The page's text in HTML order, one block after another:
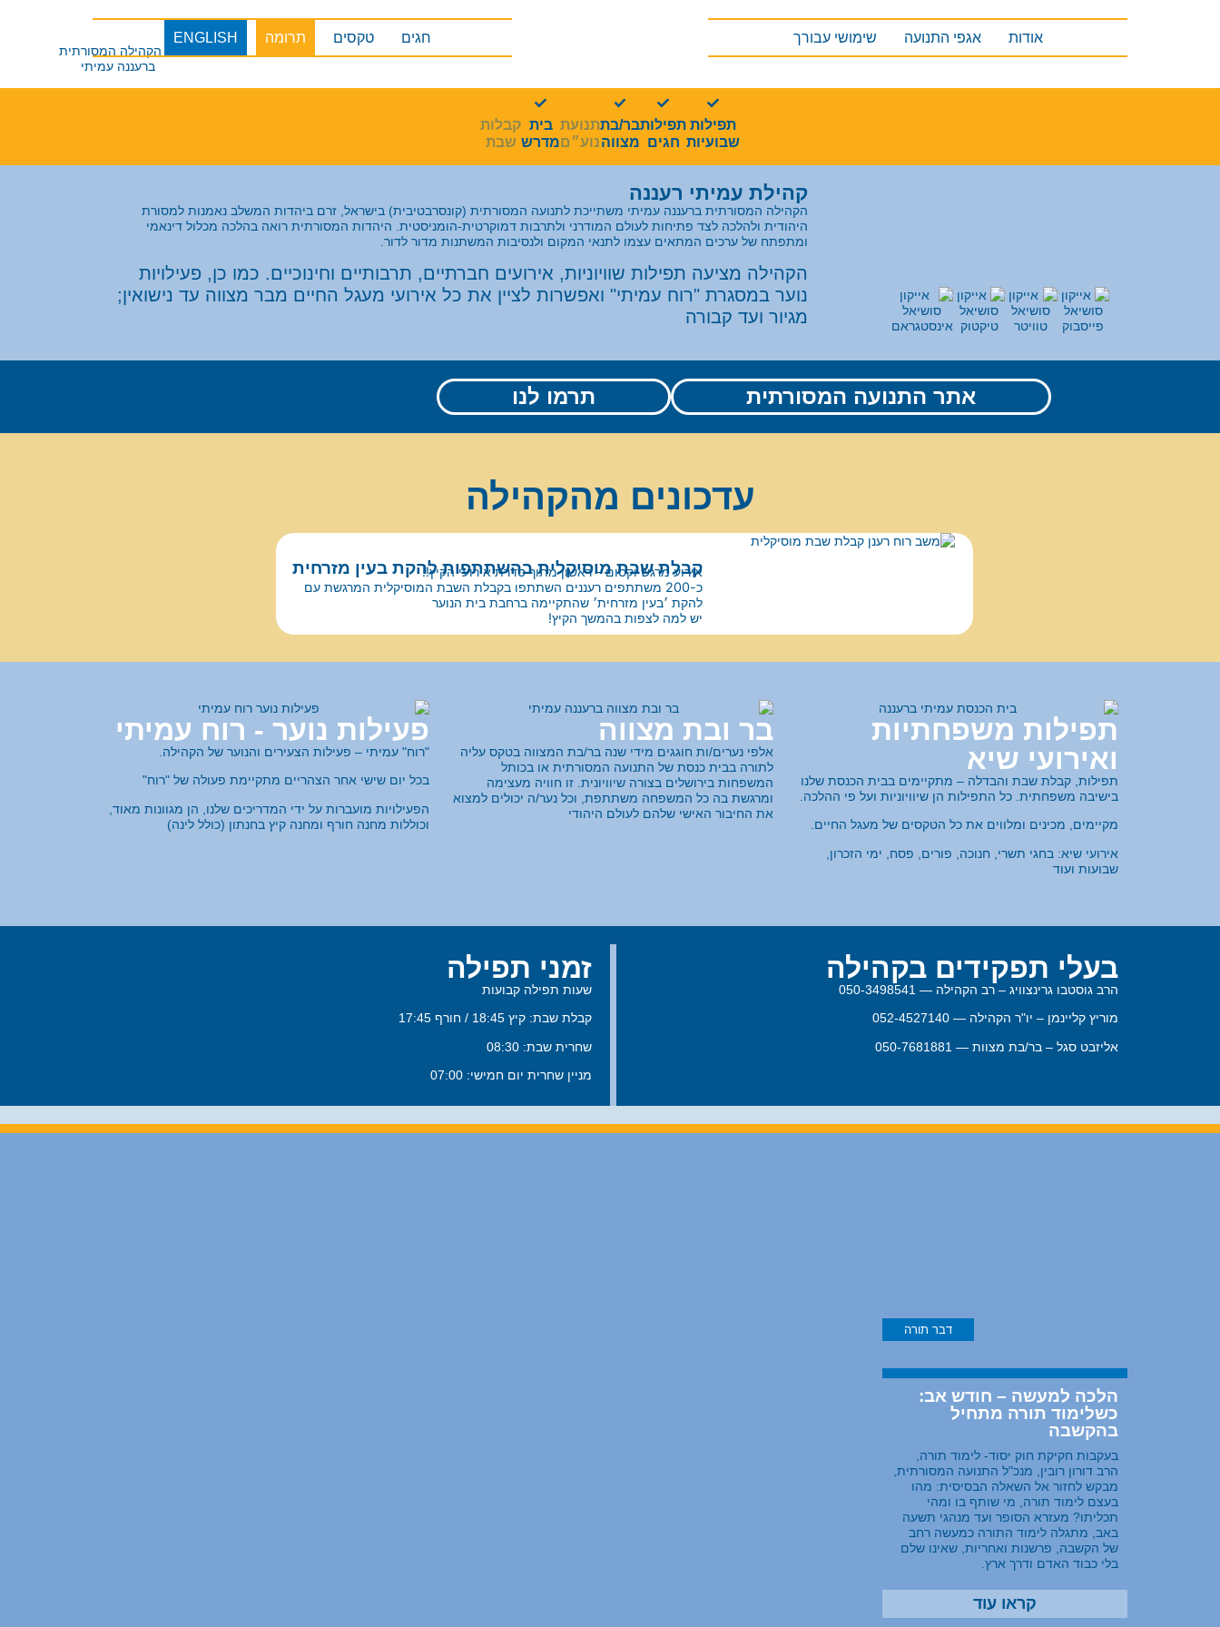
אודות אגפי התנועה שימושי עבורך חגים טקסים תרומה ENGLISH קהילת עמיתי רעננה
תפילות
שבועיות
תפילות
חגים
בר/בת
מצווה
תנועת
נוע״ם
בית
מדרש
קבלות
שבת
קהילת עמיתי רעננה
הקהילה המסורתית ברעננה עמיתי משתייכת לתנועה המסורתית (קונסרבטיבית) בישראל, זרם ביהדות המשלב נאמנות למסורת
היהודית ולהלכה לצד פתיחות לעולם המודרני ולתרבות דמוקרטית-הומניסטית. היהדות המסורתית רואה בהלכה מכלול דינאמי
ומתפתח של ערכים המתאים עצמו לתנאי המקום ולנסיבות המשתנות מדור לדור.
הקהילה מציעה תפילות שוויוניות, אירועים חברתיים, תרבותיים וחינוכיים. כמו כן, פעילויות
נוער במסגרת "רוח עמיתי" ואפשרות לציין את כל אירועי מעגל החיים מבר מצווה עד נישואין;
מגיור ועד קבורה
אתר התנועה המסורתית תרמו לנו
עדכונים מהקהילה
קבלת שבת מוסיקלית בהשתתפות להקת בעין מזרחית
אירוע מרגש וקסום - ראשון מתוך סדרת אירועי הקיץ!!
כ-200 משתתפים רעננים השתתפו בקבלת השבת המוסיקלית המרגשת עם
להקת ׳בעין מזרחית׳ שהתקיימה ברחבת בית הנוער
יש למה לצפות בהמשך הקיץ!
תפילות משפחתיות
ואירועי שיא
תפילות, קבלת שבת והבדלה – מתקיימים בבית הכנסת שלנו
בישיבה משפחתית. כל התפילות הן שיוויוניות ועל פי ההלכה.
מקיימים, מכינים ומלווים את כל הטקסים של מעגל החיים.
אירועי שיא: בחגי תשרי, חנוכה, פורים, פסח, ימי הזכרון,
שבועות ועוד
בר ובת מצווה
אלפי נערים/ות חוגגים מידי שנה בר/בת המצווה בטקס עליה
לתורה בבית כנסת של התנועה המסורתית או בכותל
המשפחות בירושלים בצורה שיוויונית. זו חוויה מעצימה
ומרגשת בה כל המשפחה משתתפת, וכל נער/ה יכולים למצוא
את החיבור האישי שלהם לעולם היהודי
פעילות נוער - רוח עמיתי
"רוח" עמיתי – פעילות הצעירים והנוער של הקהילה.
בכל יום שישי אחר הצהריים מתקיימת פעולה של "רוח"
הפעילויות מועברות על ידי המדריכים שלנו, הן מגוונות מאוד,
וכוללות מחנה חורף ומחנה קיץ בחנתון (כולל לינה)
בעלי תפקידים בקהילה
הרב גוסטבו גרינצוויג – רב הקהילה — 050-3498541
מוריץ קליינמן – יו"ר הקהילה — 052-4527140
אליזבט סגל – בר/בת מצוות — 050-7681881
זמני תפילה
שעות תפילה קבועות
קבלת שבת: קיץ 18:45 / חורף 17:45
שחרית שבת: 08:30
מניין שחרית יום חמישי: 07:00
דבר תורה
הלכה למעשה – חודש אב:
כשלימוד תורה מתחיל
בהקשבה
בעקבות חקיקת חוק יסוד- לימוד תורה,
הרב דורון רובין, מנכ"ל התנועה המסורתית,
מבקש לחזור אל השאלה הבסיסית: מהו
בעצם לימוד תורה, מי שותף בו ומהי
תכליתו? מעזרא הסופר ועד מנהגי תשעה
באב, מתגלה לימוד התורה כמעשה רחב
של הקשבה, פרשנות ואחריות, שאינו שלם
בלי כבוד האדם ודרך ארץ.
קראו עוד